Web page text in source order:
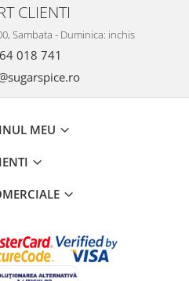
CLIENTI
Sambata - Duminica: inchis
018 741
MEU